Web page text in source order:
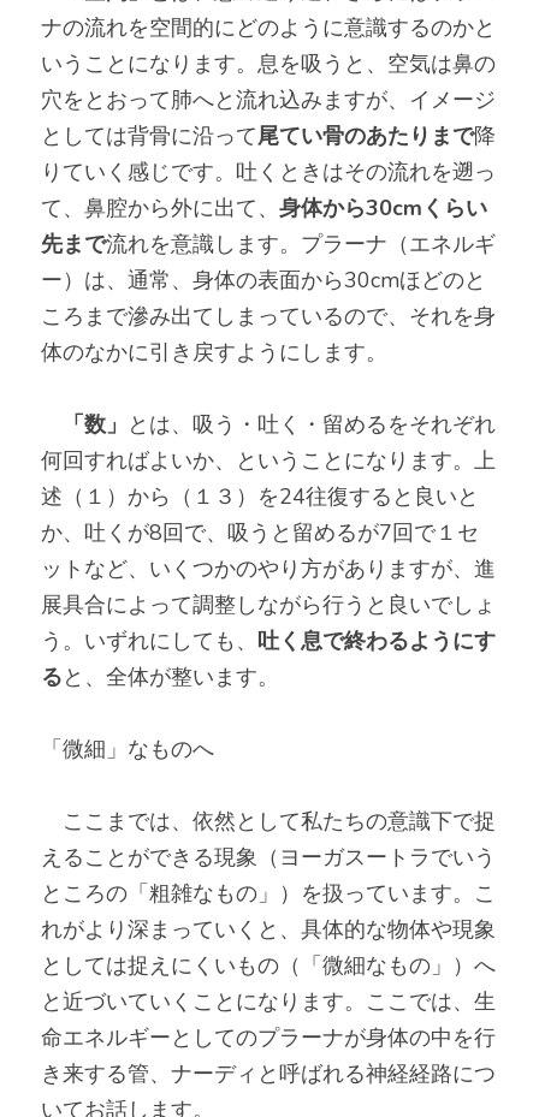
ナの流れを空間的にどのように意識するのかと
いうことになります。息を吸うと、空気は鼻の
穴をとおって肺へと流れ込みますが、イメージ
としては背骨に沿って尾てい骨のあたりまで降
りていく感じです。吐くときはその流れを遡っ
て、鼻腔から外に出て、 身体から30cmくらい
先まで流れを意識します。プラーナ（エネルギ
ー）は、通常、身体の表面から30cmほどのと
ころまで滲み出てしまっているので、それを身
体のなかに引き戻すようにします。
「数」 とは、吸う・吐く・留めるをそれぞれ
何回すればよいか、ということになります。上
述（１）から（１３）を24往復すると良いと
か、吐くが8回で、吸うと留めるが7回で１セ
ットなど、いくつかのやり方がありますが、進
展具合によって調整しながら行うと良いでしょ
う。いずれにしても、 吐く息で終わるようにす
ると、全体が整います。
「微細」なものへ
ここまでは、依然として私たちの意識下で捉
えることができる現象（ヨーガスートラでいう
ところの「粗雑なもの」）を扱っています。こ
れがより深まっていくと、具体的な物体や現象
としては捉えにくいもの（「微細なもの」）へ
と近づいていくことになります。ここでは、生
命エネルギーとしてのプラーナが身体の中を行
き来する管、ナーディと呼ばれる神経経路につ
いてお話します。